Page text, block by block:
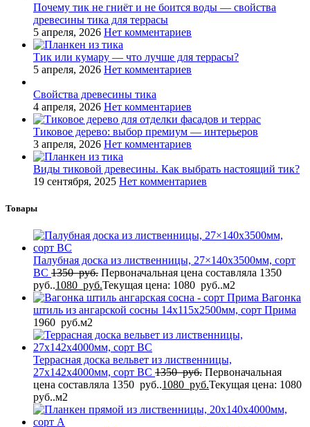
Почему тик не гниёт и не боится воды — свойства
древесины тика для террасы
5 апреля, 2026 Нет комментариев
Тик или кумару — что лучше для террасы?
5 апреля, 2026 Нет комментариев
Свойства древесины тика
4 апреля, 2026 Нет комментариев
Тиковое дерево: выбор премиум — интерьеров
3 апреля, 2026 Нет комментариев
Виды тиковой древесины. Как выбрать настоящий тик?
19 сентября, 2025 Нет комментариев
Товары
Палубная доска из лиственницы, 27×140x3500мм, сорт
BC 1350руб. Первоначальная цена составляла 1350
руб..1080 руб.Текущая цена: 1080 руб..м2
Вагонка
штиль из ангарской сосны 14x115x2500мм, сорт Прима
1960 руб.м2
Террасная доска вельвет из лиственницы,
27x142x4000мм, сорт BC 1350руб. Первоначальная
цена составляла 1350 руб..1080 руб.Текущая цена: 1080
руб..м2